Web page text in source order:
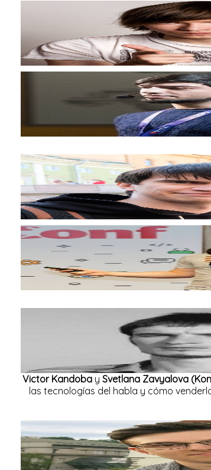
Victor Kandobay Svetlana Zavyalova
las tecnologías del habla y cómo